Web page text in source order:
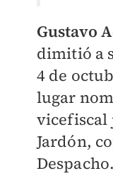
Gustavo
dimitió a
4 de
lugar
vicefiscal
Jardón,
Despacho.